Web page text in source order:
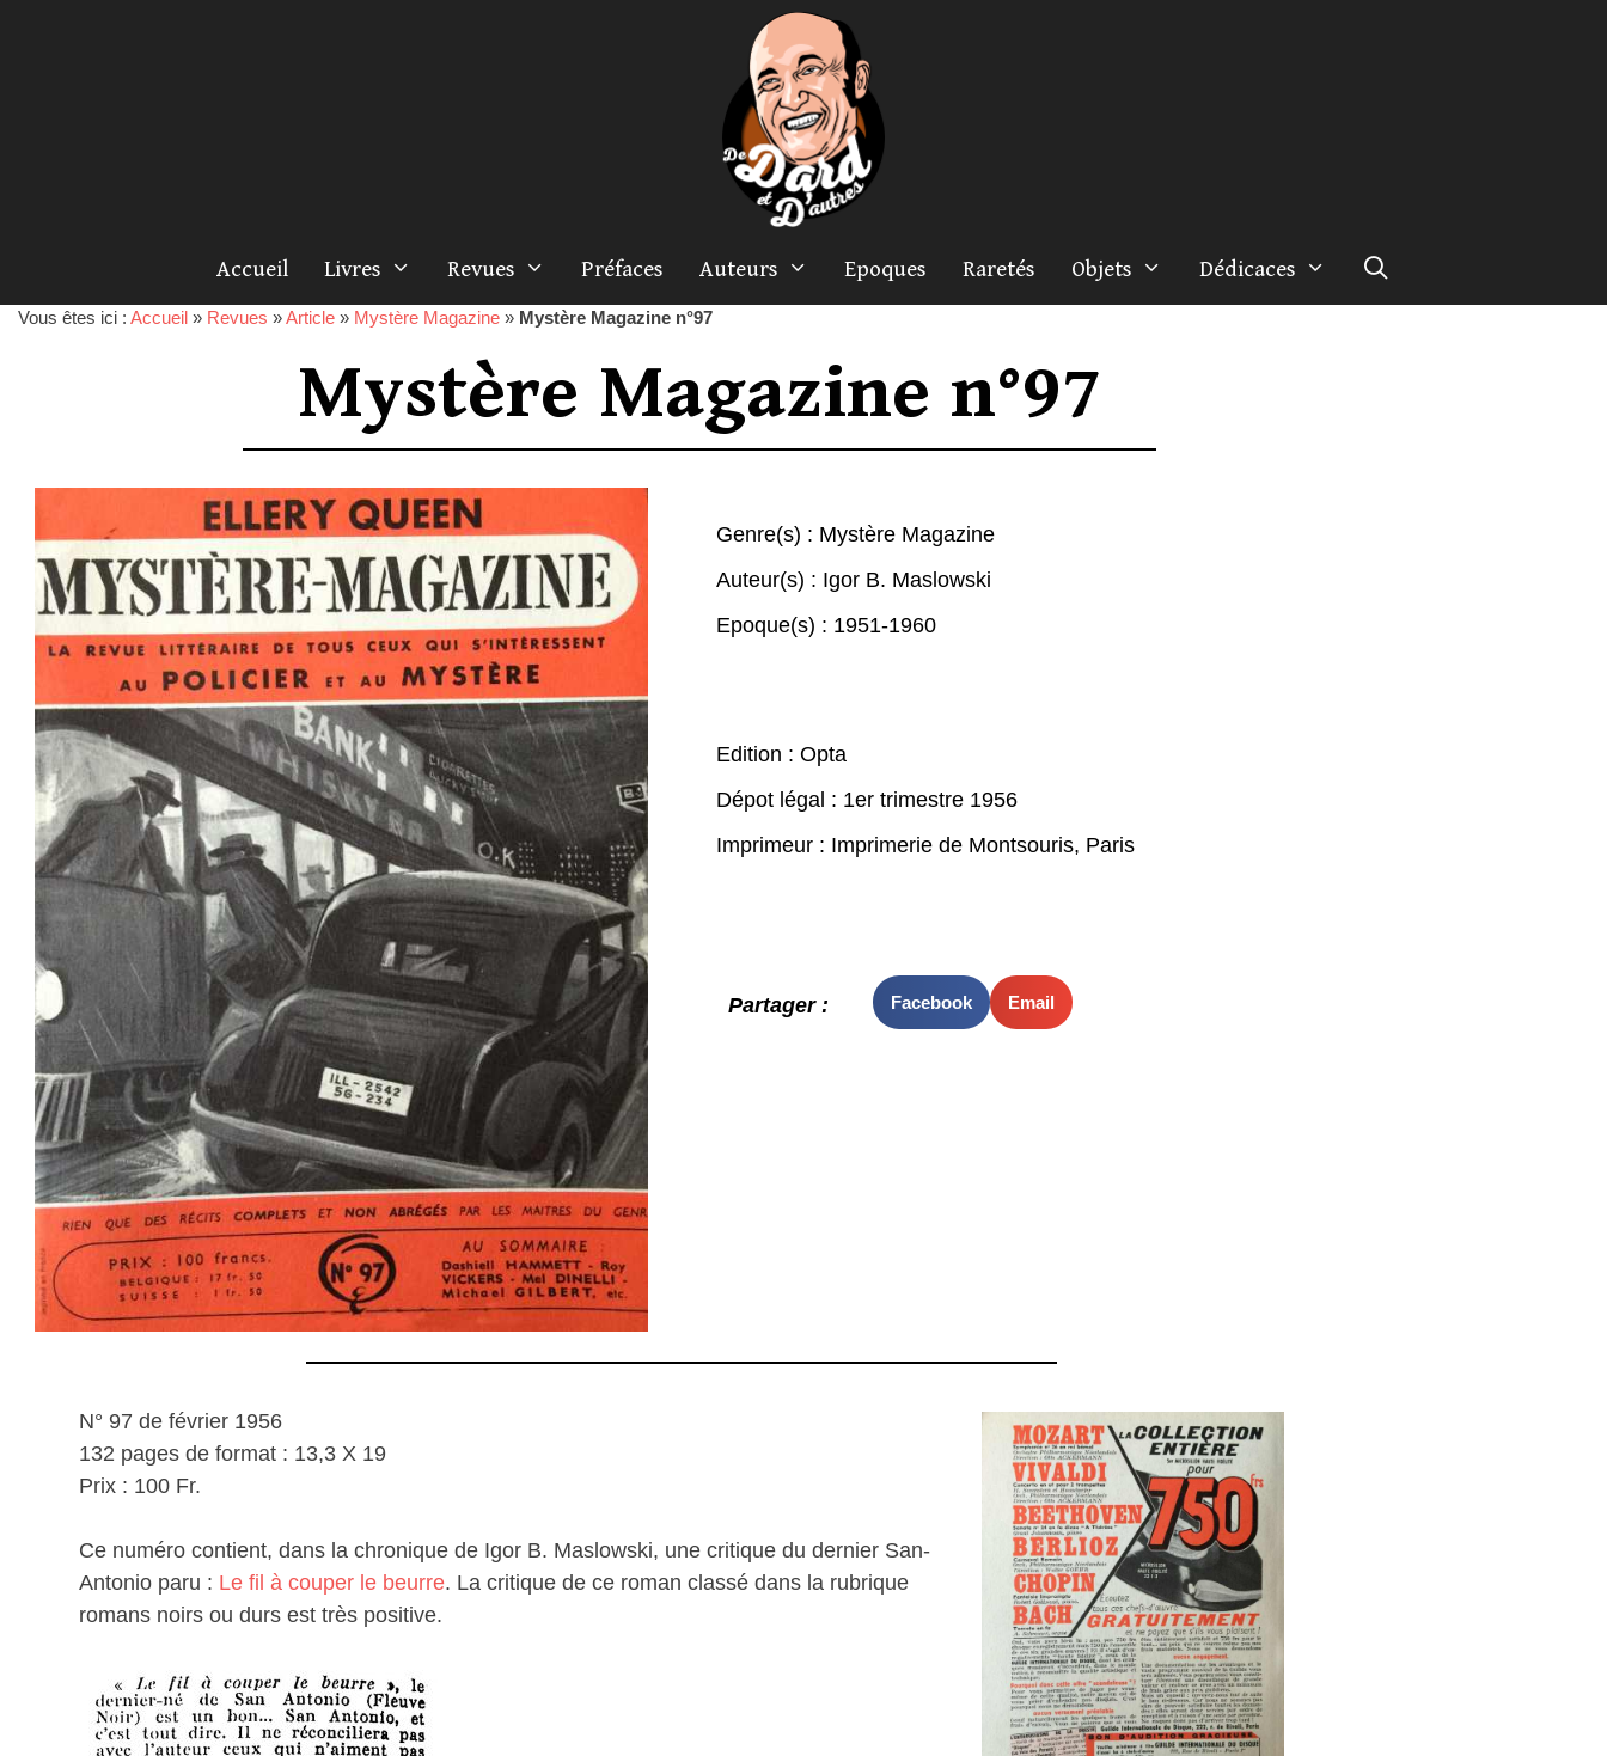
Accueil Livres Revues Préfaces Auteurs Epoques Raretés Objets Dédicaces
Vous êtes ici : Accueil » Revues »Article » Mystère Magazine » Mystère Magazine n°97
Mystère Magazine n°97
Genre(s) : Mystère Magazine
Auteur(s) : Igor B. Maslowski
Epoque(s) : 1951-1960
Edition : Opta
Dépot légal : 1er trimestre 1956
Imprimeur : Imprimerie de Montsouris, Paris
Partager : Facebook Email
N° 97 de février 1956
132 pages de format : 13,3 X 19
Prix : 100 Fr.
Ce numéro contient, dans la chronique de Igor B. Maslowski, une critique du dernier San-
Antonio paru : Le fil à couper le beurre. La critique de ce roman classé dans la rubrique
romans noirs ou durs est très positive.